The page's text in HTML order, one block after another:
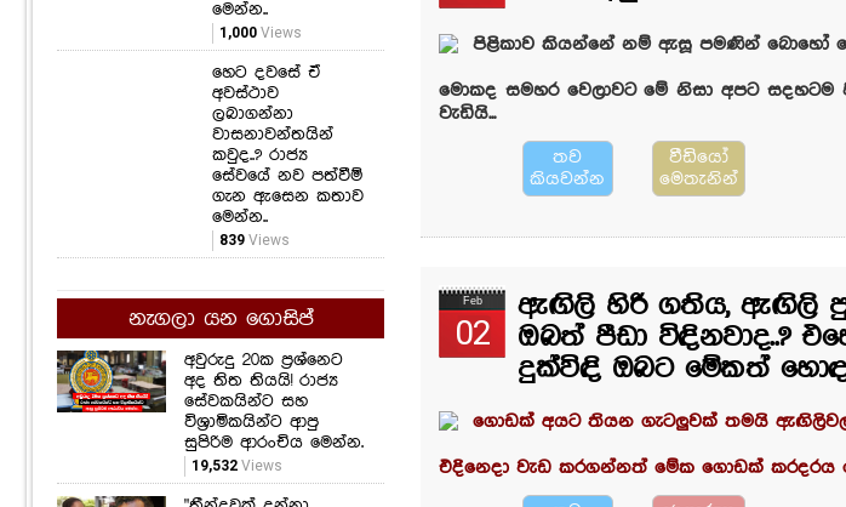
පිළිකාව කියන්නේ නම් ඇසූ පමණින් බොහෝ
මොකද සමහර වෙලාවට මේ නිසා අපට
වැඩියි...
තව
කියවන්න
වීඩියෝ
මෙතැනින්
Feb
02
ඇඟිලි හිරි ගතිය, ඇඟිලි
ඔබත් පීඩා විඳිනවාද..?
දුක්විඳි ඔබට මේකත්
ගොඩක් අයට තියන ගැටලුවක් තමයි ඇඟිලිවල
එදිනෙදා වැඩ කරගන්නත් මේක ගොඩක් කරදරය
මෙන්න..
1,000Views
හෙට දවසේ ඒ
අවස්ථාව
ලබාගන්නා
වාසනාවන්තයින්
කවුද..? රාජ්‍ය
සේවයේ නව පත්වීම්
ගැන ඇසෙන කතාව
මෙන්න..
839Views
නැගලා යන ගොසිප්
අවුරුදු 20ක ප්‍රශ්නෙට
අද තිත තියයි! රාජ්‍ය
සේවකයින්ට සහ
විශ්‍රාමිකයින්ට ආපු
සුපිරිම ආරංචිය මෙන්න.
19,532 Views